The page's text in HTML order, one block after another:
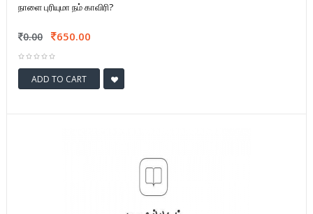
நாளை புரியுமா நம் காவிரி?
0.00 650.00
ADD TO CART